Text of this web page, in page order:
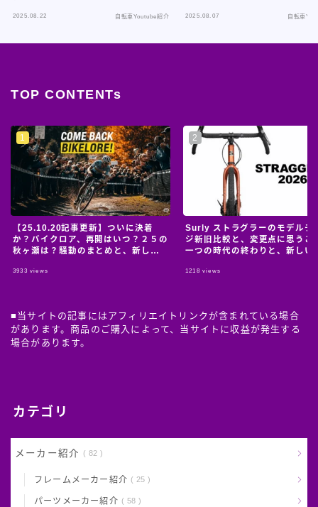
2025.08.22 自転車Youtube紹介 2025.08.07 自転車
TOP CONTENTs
【25.10.20記事更新】ついに決着
か？バイクロア、再開はいつ？２５の
秋ヶ瀬は？騒動のまとめと、新しい
3933 views
Surly ストラグラーのモデルチ
ジ新旧比較と、変更点に思うこ
一つの時代の終わりと、新しい
1218 views
■当サイトの記事にはアフィリエイトリンクが含まれている場合
があります。商品のご購入によって、当サイトに収益が発生する
場合があります。
カテゴリ
メーカー紹介 82
フレームメーカー紹介 25
パーツメーカー紹介 58